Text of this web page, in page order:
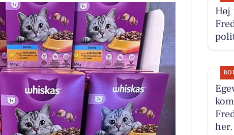
Høj
her.